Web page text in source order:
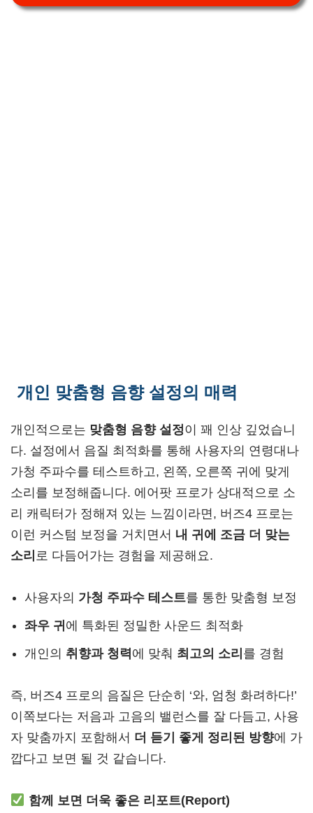
개인 맞춤형 음향 설정의 매력
개인적으로는 맞춤형 음향 설정이 꽤 인상 깊었습니
다. 설정에서 음질 최적화를 통해 사용자의 연령대나
가청 주파수를 테스트하고, 왼쪽, 오른쪽 귀에 맞게
소리를 보정해줍니다. 에어팟 프로가 상대적으로 소
리 캐릭터가 정해져 있는 느낌이라면, 버즈4 프로는
이런 커스텀 보정을 거치면서 내 귀에 조금 더 맞는
소리 로 다듬어가는 경험을 제공해요.
사용자의 가청 주파수 테스트를 통한 맞춤형 보정
좌우 귀 에 특화된 정밀한 사운드 최적화
개인의 취향과 청력 에 맞춰 최고의 소리 를 경험
즉, 버즈4 프로의 음질은 단순히 ‘와, 엄청 화려하다!’
이쪽보다는 저음과 고음의 밸런스를 잘 다듬고, 사용
자 맞춤까지 포함해서 더 듣기 좋게 정리된 방향에 가
깝다고 보면 될 것 같습니다.
함께 보면 더욱 좋은 리포트(Report)